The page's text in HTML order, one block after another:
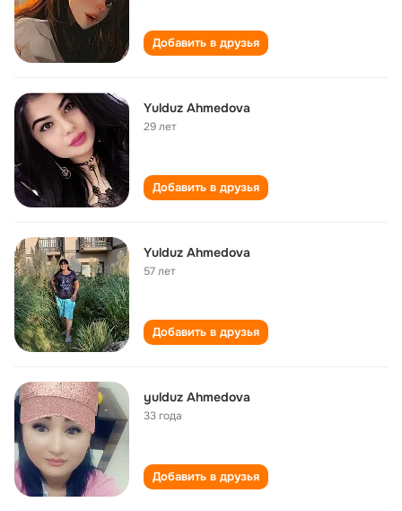
Добавить в друзья
Yulduz Ahmedova
29 лет
Добавить в друзья
Yulduz Ahmedova
57 лет
Добавить в друзья
yulduz Ahmedova
33 года
Добавить в друзья